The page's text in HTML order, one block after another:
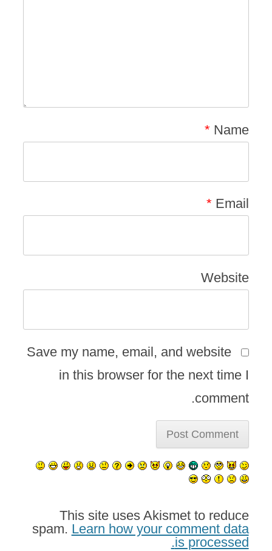
Name
*
Email
*
Website
Save my name, email, and website
in this browser for the next time I
comment.
This site uses Akismet to reduce
spam. Learn how your comment data
is processed.